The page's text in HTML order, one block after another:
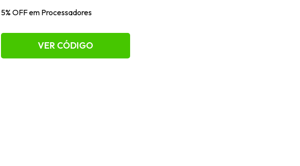
5% OFF em Processadores
VER CÓDIGO